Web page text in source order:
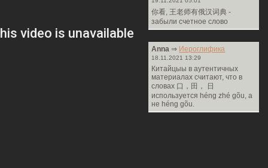
你看, 王老师有俄汉词典 -
забыли счетное слово
Anna ⇒ Иероглифика
18.11.2021 13:29
Китайцыы в аутентичных
материалах считают, что в
словах 口，田， 日
используется héng zhé gõu, а
не héng gõu.